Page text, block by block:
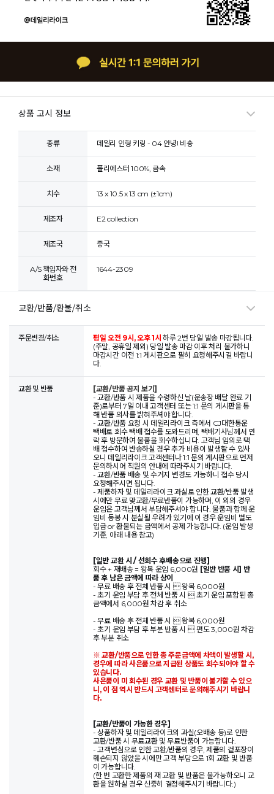
상품 고시 정보
종류 데일리 인형 키링 - 04 안녕! 비숑
소재 폴리에스터 100%, 금속
치수 13 x 10.5 x 13 cm (±1cm)
제조자 E2 collection
제조국 중국
A/S 책임자와 전
화번호
1644-2309
교환/반품/환불/취소
주문변경/취소 평일 오전 9시, 오후 1시하루 2번 당일 발송 마감됩니다.
(주말, 공휴일 제외) 당일 발송 마감 이후 처리 불가하니
마감시간 이전 1:1 게시판으로 필히 요청해주시길 바랍니
다.
교환 및 반품
[교환/반품 공지 보기]
- 교환/반품 시 제품을 수령하신 날(운송장 배달 완료 기
준)로부터 7일 이내 고객센터 또는 1:1 문의 게시판을 통
해 반품 의사를 밝혀주셔야 합니다.
- 교환/반품 요청 시 데일리라이크 측에서 CJ대한통운
택배로 회수 택배 접수를 도와드리며, 택배기사님께서 연
락 후 방문하여 물품을 회수하십니다. 고객님 임의로 택
배 접수하여 반송하실 경우 추가 비용이 발생할 수 있사
오니 데일리라이크 고객센터나 1:1 문의 게시판으로 먼저
문의하시어 직원의 안내에 따라주시기 바랍니다.
- 교환/반품 배송 및 수거지 변경도 가능하니 접수 당시
요청해주시면 됩니다.
- 제품하자 및 데일리라이크 과실로 인한 교환/반품 발생
시에만 무료 맞교환/무료반품이 가능하며, 이 외의 경우
운임은 고객님께서 부담해주셔야 합니다. 물품과 함께 운
임비 동봉 시 분실될 우려가 있기에 이 경우 운임비 별도
입금 or 환불되는 금액에서 공제 가능합니다. (운임 발생
기준, 아래 내용 참고)
[일반 교환 시 / 선회수 후배송으로 진행]
회수 + 재배송 = 왕복 운임 6,000원 [일반 반품 시] 반
품 후 남은 금액에 따라 상이
- 무료 배송 후 전체 반품 시  왕복 6,000원
- 초기 운임 부담 후 전체 반품 시  초기 운임 포함된 총
금액에서 6,000원 차감 후 취소
- 무료 배송 후 전체 반품 시  왕복 6,000원
- 초기 운임 부담 후 부분 반품 시  편도 3,000원 차감
후 부분 취소
※ 교환/반품으로 인한 총 주문금액에 차액이 발생할 시,
경우에 따라 사은품으로 지급된 상품도 회수되어야 할 수
있습니다.
사은품이 미 회수된 경우 교환 및 반품이 불가할 수 있으
니, 이 점 역시 반드시 고객센터로 문의해주시기 바랍니
다.
[교환/반품이 가능한 경우]
- 상품하자 및 데일리라이크의 과실(오배송 등)로 인한
교환/반품 시 무료교환 및 무료반품이 가능합니다.
- 고객변심으로 인한 교환/반품의 경우, 제품의 겉포장이
훼손되지 않았을 시에만 고객 부담으로 1회 교환 및 반품
이 가능합니다.
(한 번 교환한 제품의 재 교환 및 반품은 불가능하오니 교
환을 원하실 경우 신중히 결정해주시기 바랍니다.)